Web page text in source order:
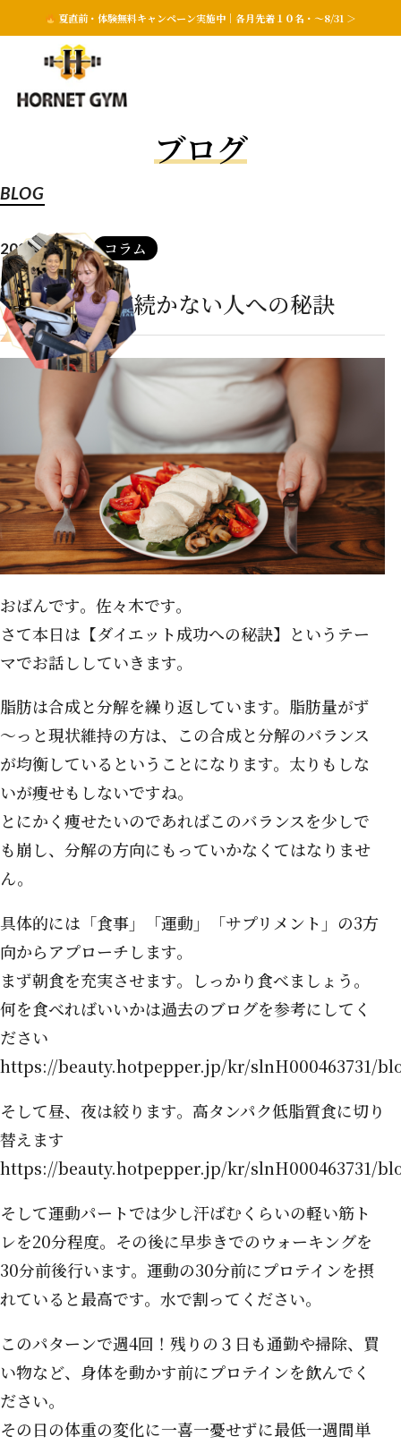
夏直前・体験無料キャンペーン実施中｜各月先着１０名・〜8/31 ＞
ブログ
BLOG
2022.09.24 コラム
ダイエットが続かない人への秘訣
おばんです。佐々木です。
さて本日は【ダイエット成功への秘訣】というテー
マでお話ししていきます。
脂肪は合成と分解を繰り返しています。脂肪量がず
～っと現状維持の方は、この合成と分解のバランス
が均衡しているということになります。太りもしな
いが痩せもしないですね。
とにかく痩せたいのであればこのバランスを少しで
も崩し、分解の方向にもっていかなくてはなりませ
ん。
具体的には「食事」「運動」「サプリメント」の3方
向からアプローチします。
まず朝食を充実させます。しっかり食べましょう。
何を食べればいいかは過去のブログを参考にしてく
ださい
https://beauty.hotpepper.jp/kr/slnH000463731/
そして昼、夜は絞ります。高タンパク低脂質食に切り
替えます
https://beauty.hotpepper.jp/kr/slnH000463731/
そして運動パートでは少し汗ばむくらいの軽い筋ト
レを20分程度。その後に早歩きでのウォーキングを
30分前後行います。運動の30分前にプロテインを摂
れていると最高です。水で割ってください。
このパターンで週4回！残りの３日も通勤や掃除、買
い物など、身体を動かす前にプロテインを飲んでく
ださい。
その日の体重の変化に一喜一憂せずに最低一週間単